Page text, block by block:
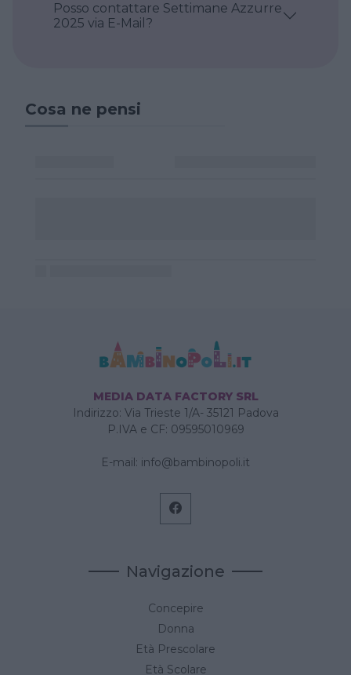
Posso contattare Settimane Azzurre
2025 via E-Mail?
Cosa ne pensi
MEDIA DATA FACTORY SRL
Indirizzo: Via Trieste 1/A- 35121 Padova
P.IVA e CF: 09595010969
E-mail: info@bambinopoli.it
Navigazione
Concepire
Donna
Età Prescolare
Età Scolare